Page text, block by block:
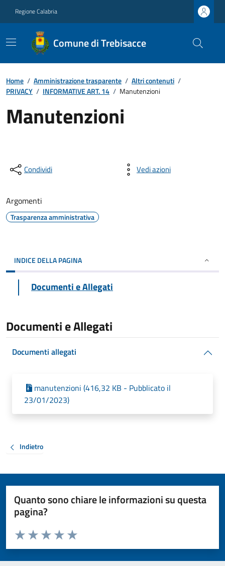
Regione Calabria
Comune di Trebisacce
Home / Amministrazione trasparente / Altri contenuti /
PRIVACY / INFORMATIVE ART. 14 / Manutenzioni
Manutenzioni
Condividi Vedi azioni
Argomenti
Trasparenza amministrativa
INDICE DELLA PAGINA
Documenti e Allegati
Documenti e Allegati
Documenti allegati
manutenzioni (416,32 KB - Pubblicato il
23/01/2023)
Indietro
Quanto sono chiare le informazioni su questa
pagina?
Valuta da 1 a 5 stelle la pagina
Valuta 5 stelle su 5
Valuta 4 stelle su 5
Valuta 3 stelle su 5
Valuta 2 stelle su 5
Valuta 1 stelle su 5